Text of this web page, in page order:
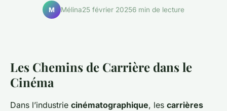
M Mélina25 février 20256 min de lecture
Les Chemins de Carrière dans le
Cinéma
Dans l’industrie cinématographique, les carrières